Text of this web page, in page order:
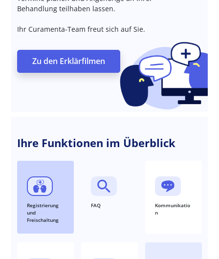
Behandlung teilhaben lassen.
Ihr Curamenta-Team freut sich auf Sie.
Zu den Erklärfilmen
Ihre Funktionen im Überblick
Registrierung
und
Freischaltung
FAQ
Kommunikatio
n